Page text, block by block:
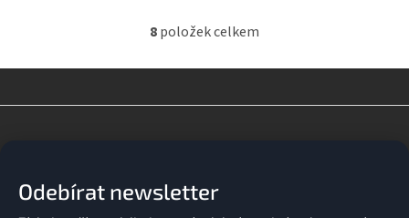
O
l
d
r
8položek celkem
Odebírat newsletter